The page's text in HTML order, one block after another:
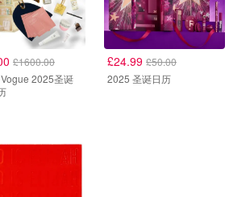
£1600.00
£24.99 £50.00
2025 圣诞日历